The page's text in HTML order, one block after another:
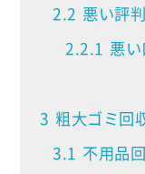
2.2 悪い評
2.2.1 悪
3 粗大ゴミ回
3.1 不用品